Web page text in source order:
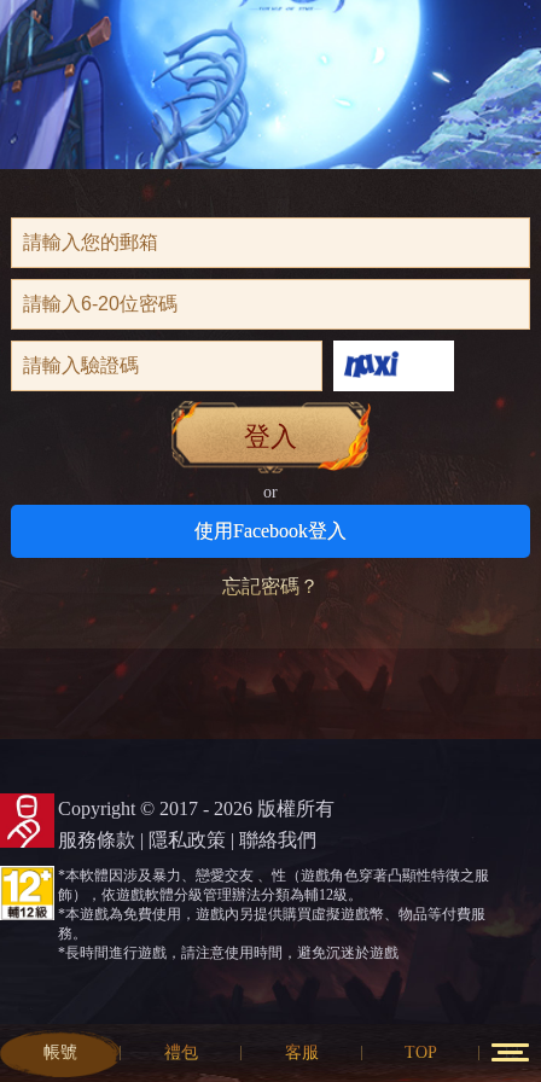
登入
or
使用Facebook登入
忘記密碼？
Copyright © 2017 - 2026 版權所有
服務條款 | 隱私政策 | 聯絡我們
*本軟體因涉及暴力、戀愛交友 、性（遊戲角色穿著凸顯性特徵之服
飾），依遊戲軟體分級管理辦法分類為輔12級。
*本遊戲為免費使用，遊戲內另提供購買虛擬遊戲幣、物品等付費服
務。
*長時間進行遊戲，請注意使用時間，避免沉迷於遊戲
帳號 禮包 客服 TOP 12